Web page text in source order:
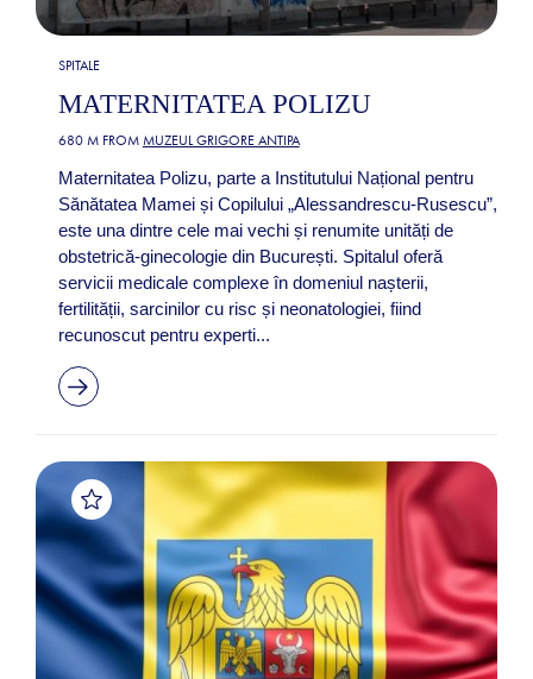
SPITALE
MATERNITATEA POLIZU
680 M FROM MUZEUL GRIGORE ANTIPA
Maternitatea Polizu, parte a Institutului Național pentru
Sănătatea Mamei și Copilului „Alessandrescu-Rusescu”,
este una dintre cele mai vechi și renumite unități de
obstetrică-ginecologie din București. Spitalul oferă
servicii medicale complexe în domeniul nașterii,
fertilității, sarcinilor cu risc și neonatologiei, fiind
recunoscut pentru experti...